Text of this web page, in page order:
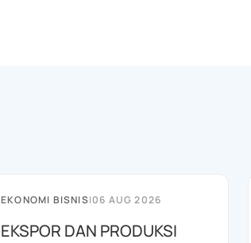
EKONOMI BISNIS|06 AUG 2026
EKSPOR DAN PRODUKSI